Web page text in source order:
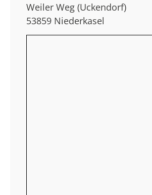
Weiler Weg (Uckendorf)
53859 Niederkasel